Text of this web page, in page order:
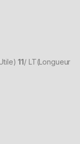
11/ LT(Longueur